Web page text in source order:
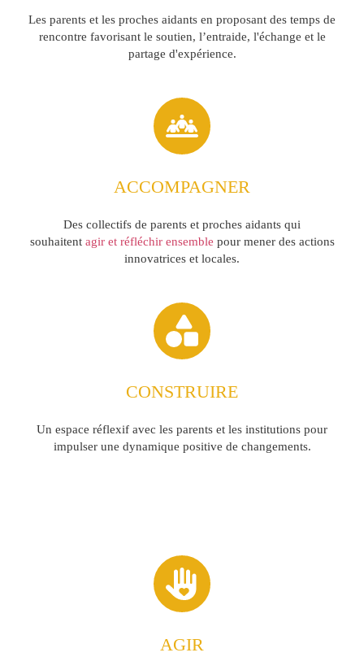
Les parents et les proches aidants en proposant des temps de
rencontre favorisant le soutien, l’entraide, l'échange et le
partage d'expérience.
ACCOMPAGNER
Des collectifs de parents et proches aidants qui
souhaitent agir et réfléchir ensemble pour mener des actions
innovatrices et locales.
CONSTRUIRE
Un espace réflexif avec les parents et les institutions pour
impulser une dynamique positive de changements.
AGIR